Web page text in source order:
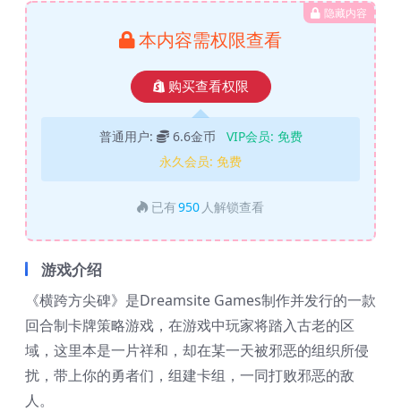
隐藏内容
本内容需权限查看
购买查看权限
普通用户: 6.6金币 VIP会员: 免费
永久会员: 免费
已有950 人解锁查看
游戏介绍
《横跨方尖碑》是Dreamsite Games制作并发行的一款
回合制卡牌策略游戏，在游戏中玩家将踏入古老的区
域，这里本是一片祥和，却在某一天被邪恶的组织所侵
扰，带上你的勇者们，组建卡组，一同打败邪恶的敌
人。